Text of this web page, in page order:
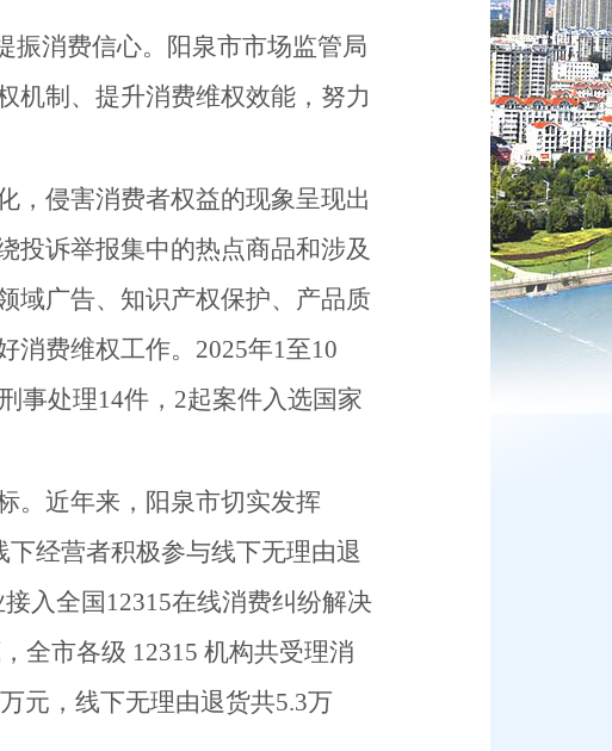
振消费信心。阳泉市市场监管局
机制、提升消费维权效能，努力
，侵害消费者权益的现象呈现出
投诉举报集中的热点商品和涉及
域广告、知识产权保护、产品质
费维权工作。 2025年1至10
事处理14件， 2起案件入选国家
。近年来，阳泉市切实发挥
经营者积极参与线下无理由退
入全国 12315在线消费纠纷解决
，全市各级 12315 机构共受理消
万元 ，线下无理由退货共5.3万